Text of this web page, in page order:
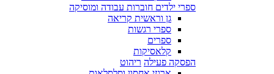
ספרי ילדים חוברות עבודה ומוסיקה
גן וראשית קריאה
ספרי רגשות
ספרים
קלאסיקות
הפסקה פעילה ריהוט